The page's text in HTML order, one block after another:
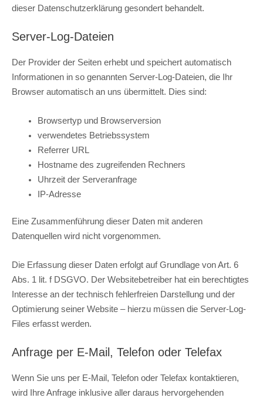
dieser Datenschutzerklärung gesondert behandelt.
Server-Log-Dateien
Der Provider der Seiten erhebt und speichert automatisch
Informationen in so genannten Server-Log-Dateien, die Ihr
Browser automatisch an uns übermittelt. Dies sind:
Browsertyp und Browserversion
verwendetes Betriebssystem
Referrer URL
Hostname des zugreifenden Rechners
Uhrzeit der Serveranfrage
IP-Adresse
Eine Zusammenführung dieser Daten mit anderen
Datenquellen wird nicht vorgenommen.
Die Erfassung dieser Daten erfolgt auf Grundlage von Art. 6
Abs. 1 lit. f DSGVO. Der Websitebetreiber hat ein berechtigtes
Interesse an der technisch fehlerfreien Darstellung und der
Optimierung seiner Website – hierzu müssen die Server-Log-
Files erfasst werden.
Anfrage per E-Mail, Telefon oder Telefax
Wenn Sie uns per E-Mail, Telefon oder Telefax kontaktieren,
wird Ihre Anfrage inklusive aller daraus hervorgehenden